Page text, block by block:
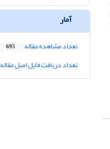
آمار
تعداد مشاهده مقاله 695
تعداد دریافت فایل اصل مقاله